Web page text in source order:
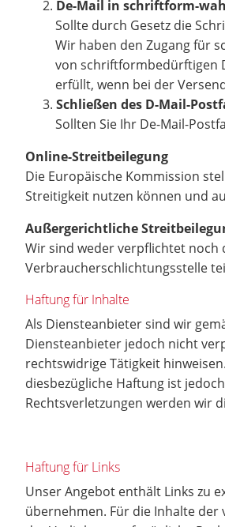
De-Mail in schriftform-
Sollte durch Gesetz die
Wir haben den Zugang für
von schriftformbedürftigen
erfüllt, wenn bei der
Schließen des D-Mail-
Sollten Sie Ihr De-Mail-
Online-Streitbeilegung
Die Europäische Kommission
Streitigkeit nutzen können und
Außergerichtliche
Wir sind weder verpflichtet noch
Verbraucherschlichtungsstelle
Haftung für Inhalte
Als Diensteanbieter sind wir
Diensteanbieter jedoch nicht
rechtswidrige Tätigkeit
diesbezügliche Haftung ist
Rechtsverletzungen werden wir
Haftung für Links
Unser Angebot enthält Links zu
übernehmen. Für die Inhalte